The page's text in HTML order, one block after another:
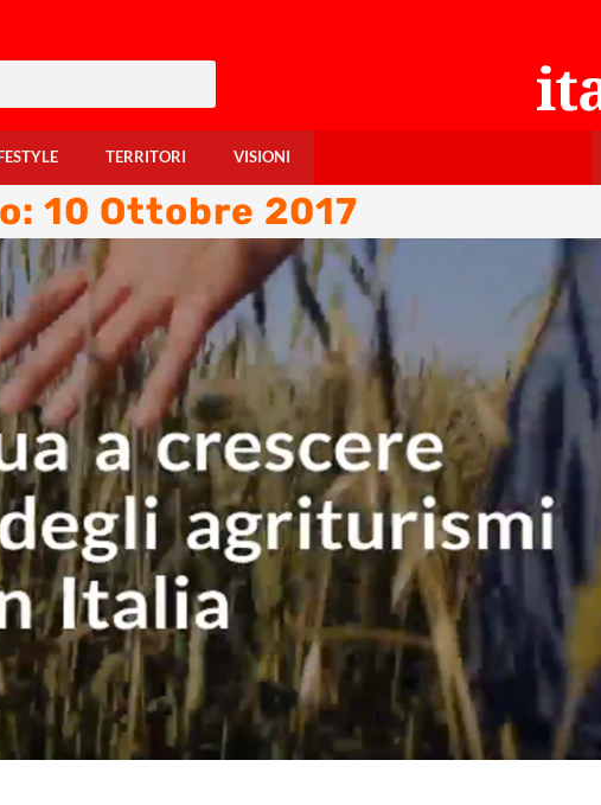
TERRITORI VISIONI
10 Ottobre 2017